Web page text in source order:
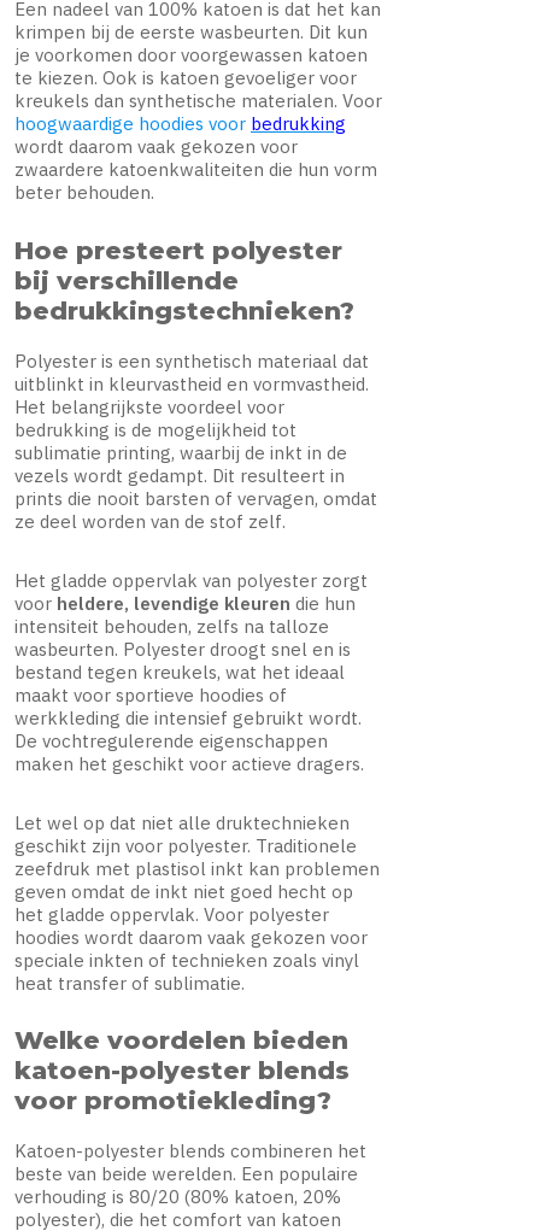
Een nadeel van 100% katoen is dat het kan
krimpen bij de eerste wasbeurten. Dit kun
je voorkomen door voorgewassen katoen
te kiezen. Ook is katoen gevoeliger voor
kreukels dan synthetische materialen. Voor
hoogwaardige hoodies voor bedrukking
wordt daarom vaak gekozen voor
zwaardere katoenkwaliteiten die hun vorm
beter behouden.
Hoe presteert polyester
bij verschillende
bedrukkingstechnieken?
Polyester is een synthetisch materiaal dat
uitblinkt in kleurvastheid en vormvastheid.
Het belangrijkste voordeel voor
bedrukking is de mogelijkheid tot
sublimatie printing, waarbij de inkt in de
vezels wordt gedampt. Dit resulteert in
prints die nooit barsten of vervagen, omdat
ze deel worden van de stof zelf.
Het gladde oppervlak van polyester zorgt
voor heldere, levendige kleuren die hun
intensiteit behouden, zelfs na talloze
wasbeurten. Polyester droogt snel en is
bestand tegen kreukels, wat het ideaal
maakt voor sportieve hoodies of
werkkleding die intensief gebruikt wordt.
De vochtregulerende eigenschappen
maken het geschikt voor actieve dragers.
Let wel op dat niet alle druktechnieken
geschikt zijn voor polyester. Traditionele
zeefdruk met plastisol inkt kan problemen
geven omdat de inkt niet goed hecht op
het gladde oppervlak. Voor polyester
hoodies wordt daarom vaak gekozen voor
speciale inkten of technieken zoals vinyl
heat transfer of sublimatie.
Welke voordelen bieden
katoen-polyester blends
voor promotiekleding?
Katoen-polyester blends combineren het
beste van beide werelden. Een populaire
verhouding is 80/20 (80% katoen, 20%
polyester), die het comfort van katoen